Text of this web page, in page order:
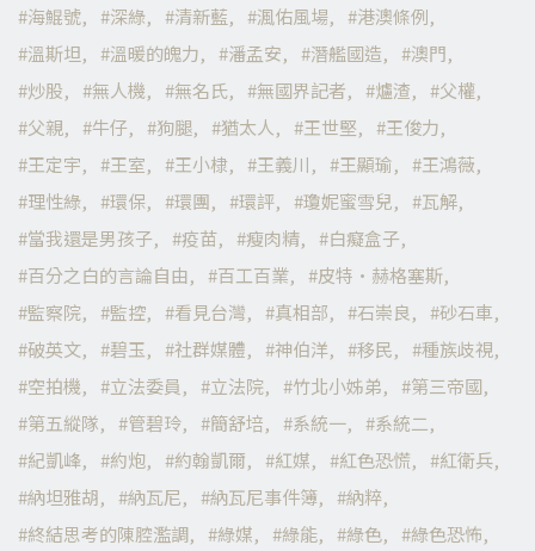
海鯤號
深綠 清新藍 渢佑風場
港澳條例
溫斯坦
溫暖的魄力 潘孟安 潛艦國造
澳門
炒股
無人機 無名氏 無國界記者 爐渣
父權
父親
牛仔 狗腿 猶太人 王世堅
王俊力
王定宇
王室 王小棣 王義川 王顯瑜
王鴻薇
理性綠
環保 環團 環評 瓊妮蜜雪兒
瓦解
當我還是男孩子
疫苗 瘦肉精
白癡盒子
百分之白的言論自由
百工百業
皮特·赫格塞斯
監察院
監控 看見台灣 真相部 石崇良
砂石車
破英文
碧玉 社群媒體 神伯洋 移民
種族歧視
空拍機
立法委員 立法院 竹北小姊弟
第三帝國
第五縱隊
管碧玲 簡舒培 系統一
系統二
紀凱峰
約炮 約翰凱爾 紅媒 紅色恐慌
紅衛兵
納坦雅胡
納瓦尼 納瓦尼事件簿
納粹
終結思考的陳腔濫調
綠媒 綠能 綠色
綠色恐怖